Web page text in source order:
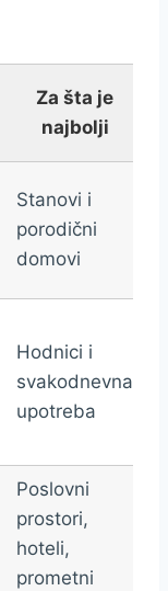
Za šta je
najbolji
Stanovi i
porodični
domovi
Hodnici i
svakodnevna
upotreba
Poslovni
prostori,
hoteli,
prometni